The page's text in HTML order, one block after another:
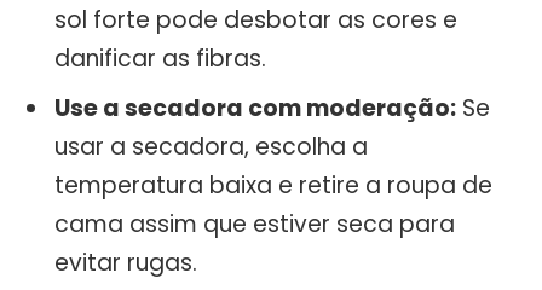
sol forte pode desbotar as cores e
danificar as fibras.
Use a secadora com moderação: Se
usar a secadora, escolha a
temperatura baixa e retire a roupa de
cama assim que estiver seca para
evitar rugas.